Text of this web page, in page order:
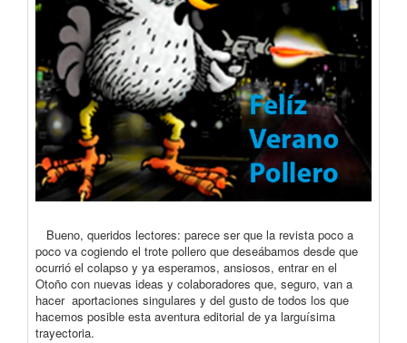
Bueno, queridos lectores: parece ser que la revista poco a
poco va cogiendo el trote pollero que deseábamos desde que
ocurrió el colapso y ya esperamos, ansiosos, entrar en el
Otoño con nuevas ideas y colaboradores que, seguro, van a
hacer aportaciones singulares y del gusto de todos los que
hacemos posible esta aventura editorial de ya larguísima
trayectoria.